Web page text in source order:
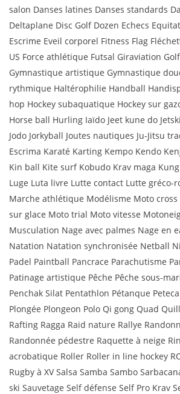
salon Danses latines Danses standards
Deltaplane Disc Golf Dozen Echecs
Escrime Eveil corporel Fitness Flag
US Force athlétique Futsal Giraviation
Gymnastique artistique Gymnastique
rythmique Haltérophilie Handball
hop Hockey subaquatique Hockey sur
Horse ball Hurling Iaïdo Jeet kune do
Jodo Jorkyball Joutes nautiques Ju-Jitsu
Escrima Karaté Karting Kempo Kendo
Kin ball Kite surf Kobudo Krav maga
Luge Luta livre Lutte contact Lutte gréco-
Marche athlétique Modélisme Moto
sur glace Moto trial Moto vitesse
Musculation Nage avec palmes Nage en
Natation Natation synchronisée Netball
Padel Paintball Pancrace Parachutisme
Patinage artistique Pêche Pêche sous-
Penchak Silat Pentathlon Pétanque
Plongée Plongeon Polo Qi gong Quad
Rafting Ragga Raid nature Rallye
Randonnée pédestre Raquette à neige
acrobatique Roller Roller in line hockey
Rugby à XV Salsa Samba Sambo
ski Sauvetage Self défense Self Pro Krav